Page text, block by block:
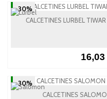
-30%
CALCETINES LURBEL
16,03
-30%
CALCETINES